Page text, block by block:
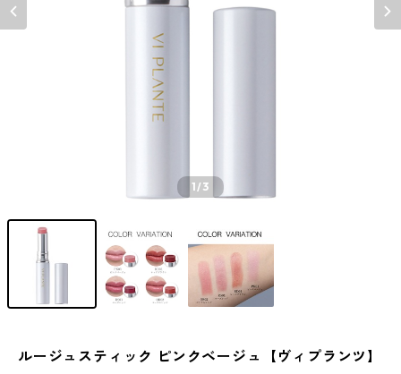
1/3
ルージュスティック ピンクベージュ【ヴィプランツ】